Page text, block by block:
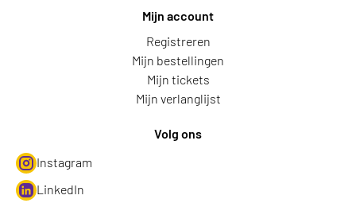
Mijn account
Registreren
Mijn bestellingen
Mijn tickets
Mijn verlanglijst
Volg ons
Instagram
LinkedIn